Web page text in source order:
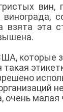
эта
которые
такая
очень малая